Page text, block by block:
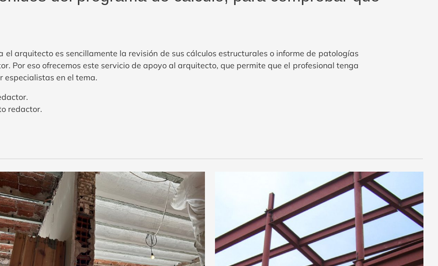
el arquitecto es sencillamente la revisión de sus cálculos estructurales o informe de patologías
Por eso ofrecemos este servicio de apoyo al arquitecto, que permite que el profesional tenga
especialistas en el tema.
redactor.